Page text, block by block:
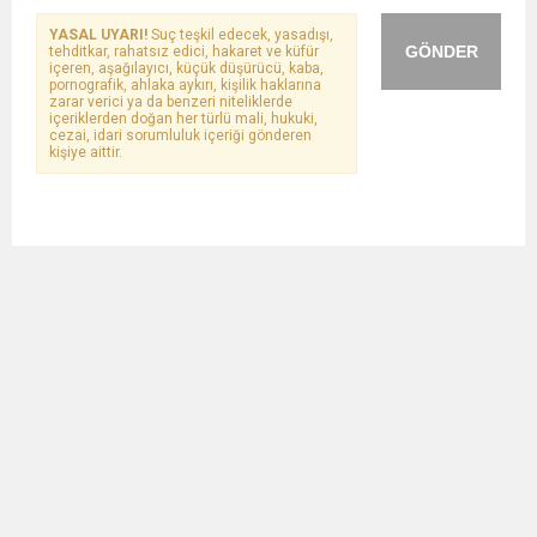
GÖNDER
YASAL UYARI! Suç teşkil edecek, yasadışı,
tehditkar, rahatsız edici, hakaret ve küfür
içeren, aşağılayıcı, küçük düşürücü, kaba,
pornografik, ahlaka aykırı, kişilik haklarına
zarar verici ya da benzeri niteliklerde
içeriklerden doğan her türlü mali, hukuki,
cezai, idari sorumluluk içeriği gönderen
kişiye aittir.